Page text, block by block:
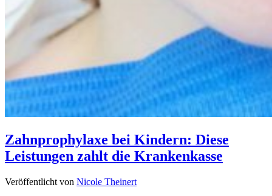
Zahnprophylaxe bei Kindern: Diese
Leistungen zahlt die Krankenkasse
Veröffentlicht von Nicole Theinert